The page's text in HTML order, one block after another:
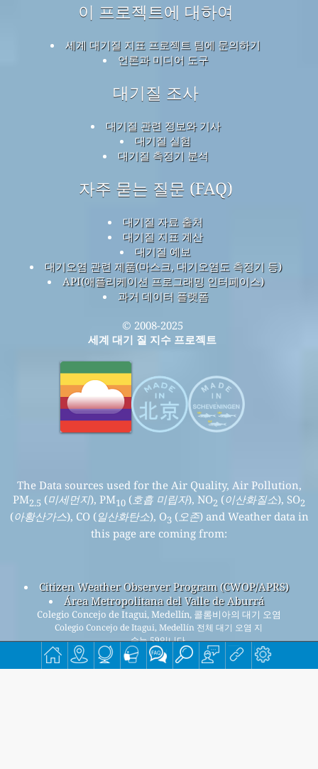
이 프로젝트에 대하여
세계 대기질 지표 프로젝트 팀에 문의하기
언론과 미디어 도구
대기질 조사
대기질 관련 정보와 기사
대기질 실험
대기질 측정기 분석
자주 묻는 질문 (FAQ)
대기질 자료 출처
대기질 지표 계산
대기질 예보
대기오염 관련 제품(마스크, 대기오염도 측정기 등)
API(애플리케이션 프로그래밍 인터페이스)
과거 데이터 플랫폼
© 2008-2025
세계 대기 질 지수 프로젝트
The Data sources used for the Air Quality, Air Pollution,
PM2.5 (미세먼지), PM10 (호흡 미립자), NO2 (이산화질소), SO2
(아황산가스), CO (일산화탄소), O3 (오존) and Weather data in
this page are coming from:
Citizen Weather Observer Program (CWOP/APRS)
Área Metropolitana del Valle de Aburrá
Colegio Concejo de Itagui, Medellín, 콜롬비아의 대기 오염
Colegio Concejo de Itagui, Medellín 전체 대기 오염 지
수는 59입니다.
Colegio Concejo de Itagui, Medellín PM 2.5
(미세먼지) AQI 59입
니다 - Colegio Concejo de Itagui, Medellín PM10